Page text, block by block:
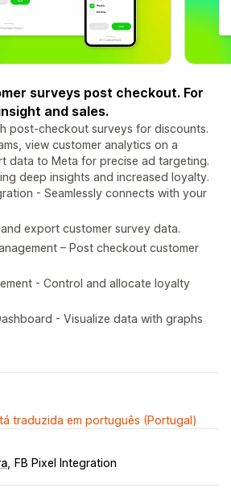
surveys post checkout. For
and sales.
post-checkout surveys for discounts.
view customer analytics on a
data to Meta for precise ad targeting.
deep insights and increased loyalty.
- Seamlessly connects with your
export customer survey data.
– Post checkout customer
- Control and allocate loyalty
- Visualize data with graphs
traduzida em português (Portugal)
FB Pixel Integration